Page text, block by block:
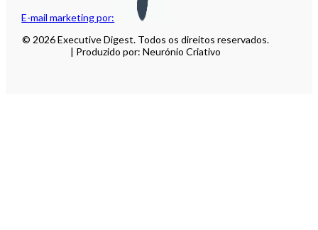
E-mail marketing por:
© 2026 Executive Digest. Todos os direitos reservados.
| Produzido por: Neurónio Criativo